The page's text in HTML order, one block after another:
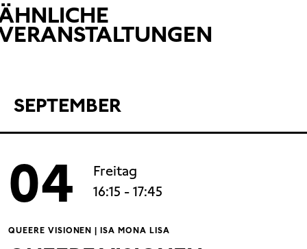
SEPTEMBER
04
Freitag
16:15 - 17:45
QUEERE VISIONEN | ISA MONA LISA